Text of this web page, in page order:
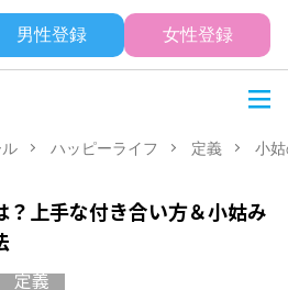
男性登録 女性登録
ハッピーライフ 定義 小
？上手な付き合い方＆小姑み
定義